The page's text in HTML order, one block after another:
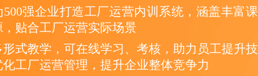
500强企业打造工厂运营内训系统，涵盖丰富课
贴合工厂运营实际场景
形式教学，可在线学习、考核，助力员工提升技
工厂运营管理，提升企业整体竞争力